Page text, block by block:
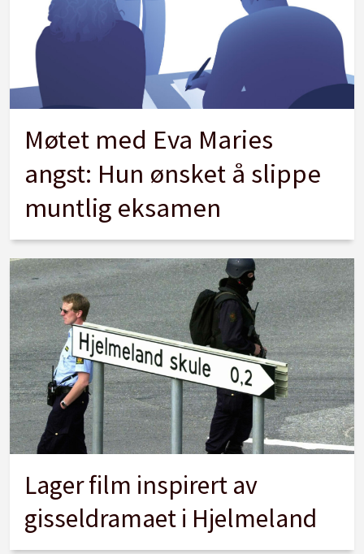
Møtet med Eva Maries
angst: Hun ønsket å slippe
muntlig eksamen
Lager film inspirert av
gisseldramaet i Hjelmeland